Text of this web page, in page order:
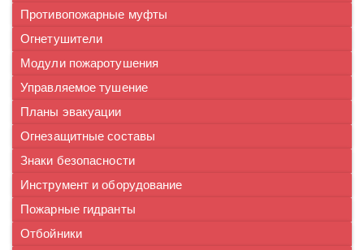
Противопожарные муфты
Огнетушители
Модули пожаротушения
Управляемое тушение
Планы эвакуации
Огнезащитные составы
Знаки безопасности
Инструмент и оборудование
Пожарные гидранты
Отбойники